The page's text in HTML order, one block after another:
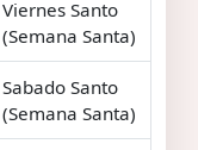
Viernes Santo
(Semana Santa)
Sabado Santo
(Semana Santa)